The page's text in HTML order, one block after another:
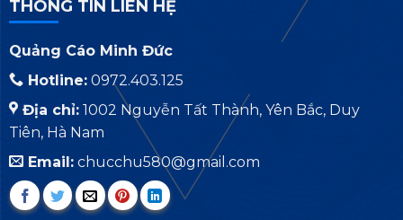
THÔNG TIN LIÊN HỆ
Quảng Cáo Minh Đức
Hotline:0972.403.125
Địa chỉ:1002 Nguyễn Tất Thành, Yên Bắc, Duy
Tiên, Hà Nam
Email:chucchu580@gmail.com